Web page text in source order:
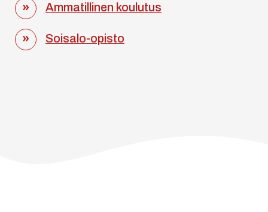
Ammatillinen koulutus
Soisalo-opisto